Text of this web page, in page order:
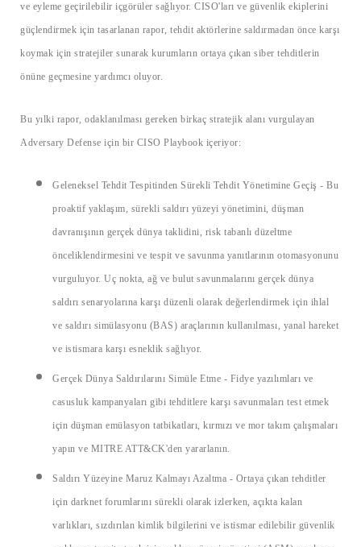
ve eyleme geçirilebilir içgörüler sağlıyor. CISO'ları ve güvenlik ekiplerini
güçlendirmek için tasarlanan rapor, tehdit aktörlerine saldırmadan önce karşı
koymak için stratejiler sunarak kurumların ortaya çıkan siber tehditlerin
önüne geçmesine yardımcı oluyor.
Bu yılki rapor, odaklanılması gereken birkaç stratejik alanı vurgulayan
Adversary Defense için bir CISO Playbook içeriyor:
Geleneksel Tehdit Tespitinden Sürekli Tehdit Yönetimine Geçiş - Bu
proaktif yaklaşım, sürekli saldırı yüzeyi yönetimini, düşman
davranışının gerçek dünya taklidini, risk tabanlı düzeltme
önceliklendirmesini ve tespit ve savunma yanıtlarının otomasyonunu
vurguluyor. Uç nokta, ağ ve bulut savunmalarını gerçek dünya
saldırı senaryolarına karşı düzenli olarak değerlendirmek için ihlal
ve saldırı simülasyonu (BAS) araçlarının kullanılması, yanal hareket
ve istismara karşı esneklik sağlıyor.
Gerçek Dünya Saldırılarını Simüle Etme - Fidye yazılımları ve
casusluk kampanyaları gibi tehditlere karşı savunmaları test etmek
için düşman emülasyon tatbikatları, kırmızı ve mor takım çalışmaları
yapın ve MITRE ATT&CK'den yararlanın.
Saldırı Yüzeyine Maruz Kalmayı Azaltma - Ortaya çıkan tehditler
için darknet forumlarını sürekli olarak izlerken, açıkta kalan
varlıkları, sızdırılan kimlik bilgilerini ve istismar edilebilir güvenlik